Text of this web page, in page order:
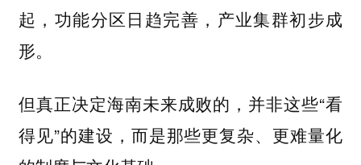
起，功能分区日趋完善，产业集群初步成
形。
但真正决定海南未来成败的，并非这些“看
得见”的建设，而是那些更复杂、更难量化